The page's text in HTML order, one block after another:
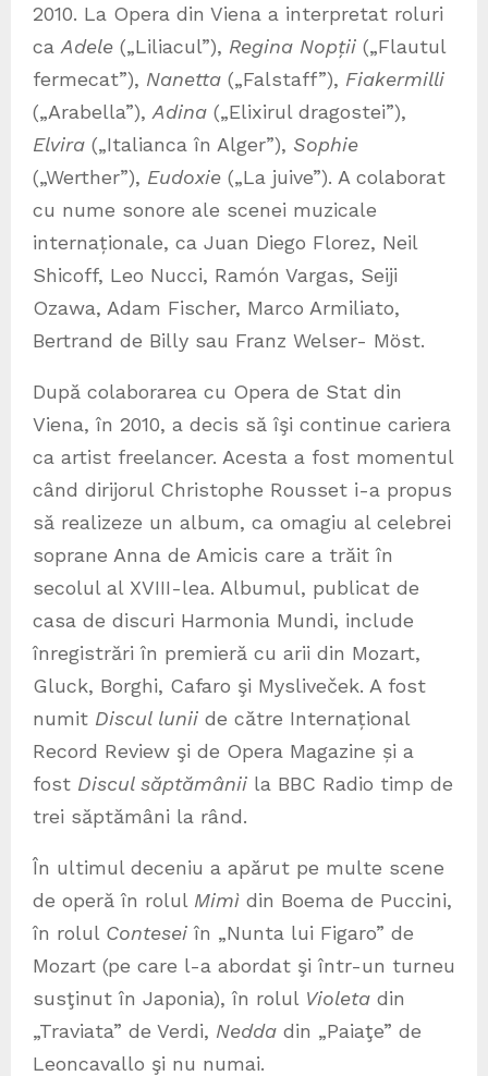
2010. La Opera din Viena a interpretat roluri
ca Adele („Liliacul”), Regina Nopții („Flautul
fermecat”), Nanetta („Falstaff”), Fiakermilli
(„Arabella”), Adina („Elixirul dragostei”),
Elvira („Italianca în Alger”), Sophie
(„Werther”), Eudoxie („La juive”). A colaborat
cu nume sonore ale scenei muzicale
internaționale, ca Juan Diego Florez, Neil
Shicoff, Leo Nucci, Ramón Vargas, Seiji
Ozawa, Adam Fischer, Marco Armiliato,
Bertrand de Billy sau Franz Welser- Möst.
După colaborarea cu Opera de Stat din
Viena, în 2010, a decis să îşi continue cariera
ca artist freelancer. Acesta a fost momentul
când dirijorul Christophe Rousset i-a propus
să realizeze un album, ca omagiu al celebrei
soprane Anna de Amicis care a trăit în
secolul al XVIII-lea. Albumul, publicat de
casa de discuri Harmonia Mundi, include
înregistrări în premieră cu arii din Mozart,
Gluck, Borghi, Cafaro şi Mysliveček. A fost
numit Discul lunii de către Internațional
Record Review şi de Opera Magazine și a
fost Discul săptămânii la BBC Radio timp de
trei săptămâni la rând.
În ultimul deceniu a apărut pe multe scene
de operă în rolul Mimì din Boema de Puccini,
în rolul Contesei în „Nunta lui Figaro” de
Mozart (pe care l-a abordat şi într-un turneu
susţinut în Japonia), în rolul Violeta din
„Traviata” de Verdi, Nedda din „Paiaţe” de
Leoncavallo şi nu numai.